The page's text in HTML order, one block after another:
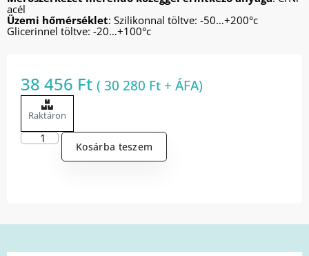
acél
Üzemi hőmérséklet: Szilikonnal töltve: -50…+200°c
Glicerinnel töltve: -20…+100°c
38 456 Ft ( 30 280 Ft + ÁFA)
Raktáron
Kosárba teszem